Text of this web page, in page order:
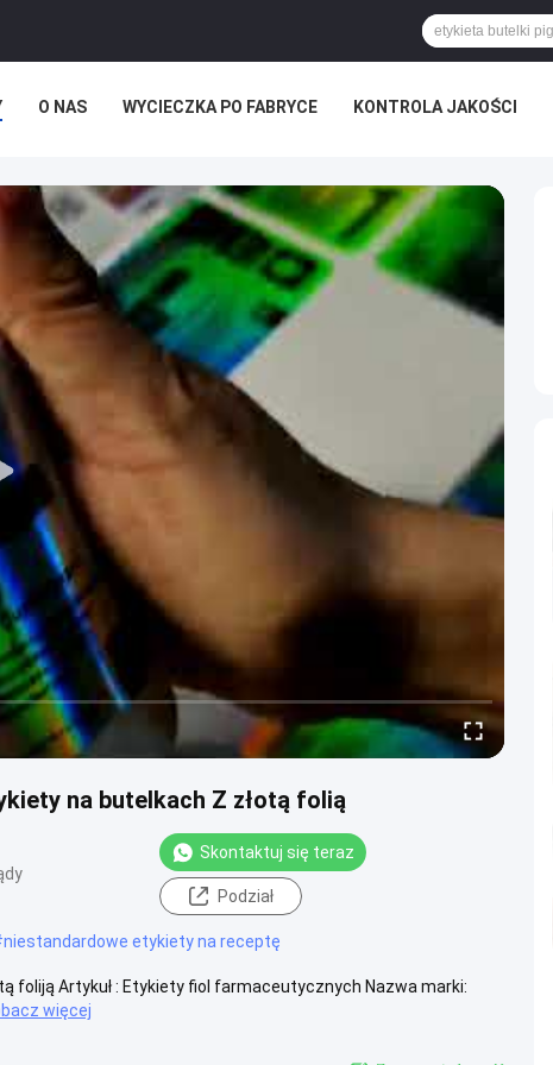
O NAS WYCIECZKA PO FABRYCE KONTROLA JAKOŚCI
na butelkach Z złotą folią
Skontaktuj się teraz
Podział
niestandardowe etykiety na receptę
foliją Artykuł : Etykiety fiol farmaceutycznych Nazwa marki:
więcej